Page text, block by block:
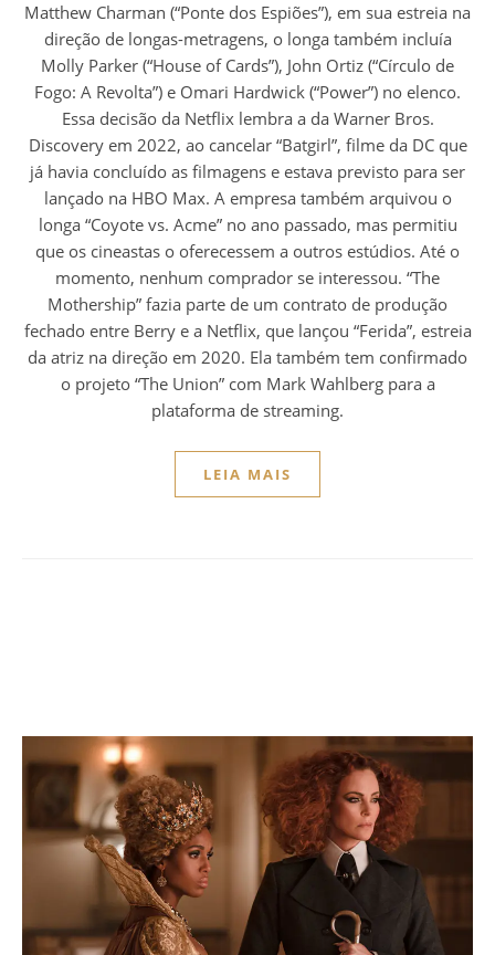
Matthew Charman (“Ponte dos Espiões”), em sua estreia na
direção de longas-metragens, o longa também incluía
Molly Parker (“House of Cards”), John Ortiz (“Círculo de
Fogo: A Revolta”) e Omari Hardwick (“Power”) no elenco.
Essa decisão da Netflix lembra a da Warner Bros.
Discovery em 2022, ao cancelar “Batgirl”, filme da DC que
já havia concluído as filmagens e estava previsto para ser
lançado na HBO Max. A empresa também arquivou o
longa “Coyote vs. Acme” no ano passado, mas permitiu
que os cineastas o oferecessem a outros estúdios. Até o
momento, nenhum comprador se interessou. “The
Mothership” fazia parte de um contrato de produção
fechado entre Berry e a Netflix, que lançou “Ferida”, estreia
da atriz na direção em 2020. Ela também tem confirmado
o projeto “The Union” com Mark Wahlberg para a
plataforma de streaming.
LEIA MAIS